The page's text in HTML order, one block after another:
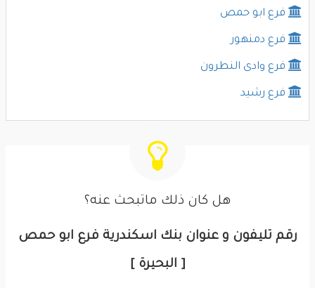
فرع ابو حمص
فرع دمنهور
فرع وادى النطرون
فرع رشيد
هل كان ذلك ماتبحث عنه؟
رقم تليفون و عنوان بنك اسكندرية فرع ابو حمص
[ البحيرة ]